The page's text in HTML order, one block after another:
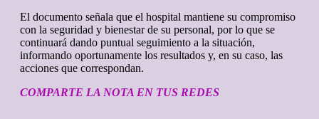
El documento señala que el hospital mantiene su compromiso
con la seguridad y bienestar de su personal, por lo que se
continuará dando puntual seguimiento a la situación,
informando oportunamente los resultados y, en su caso, las
acciones que correspondan.
COMPARTE LA NOTA EN TUS REDES